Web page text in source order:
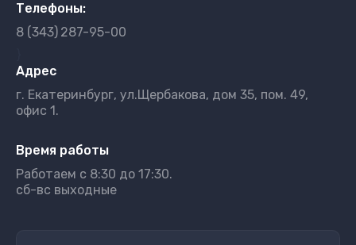
Телефоны:
8 (343) 287-95-00
Адрес
г. Екатеринбург, ул.Щербакова, дом 35, пом. 49,
офис 1.
Время работы
Работаем с 8:30 до 17:30.
сб-вс выходные